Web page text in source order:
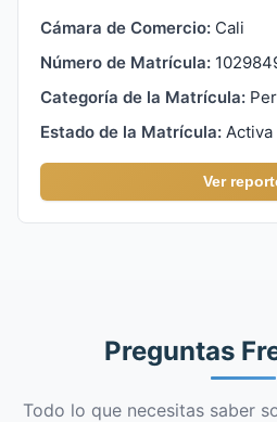
Cámara de Comercio: Cali
Número de Matrícula:
Categoría de la Matrícula:
Estado de la Matrícula: Activa
Ver
Preguntas
Todo lo que necesitas saber